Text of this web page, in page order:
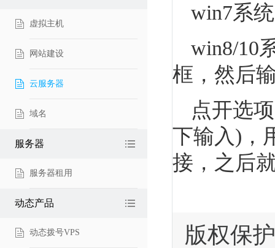
虚拟主机
网站建设
云服务器
域名
服务器
服务器租用
动态产品
动态拨号VPS
win7系
win8/10
框，然后
点开选
下输入)，
接，之后
版权保